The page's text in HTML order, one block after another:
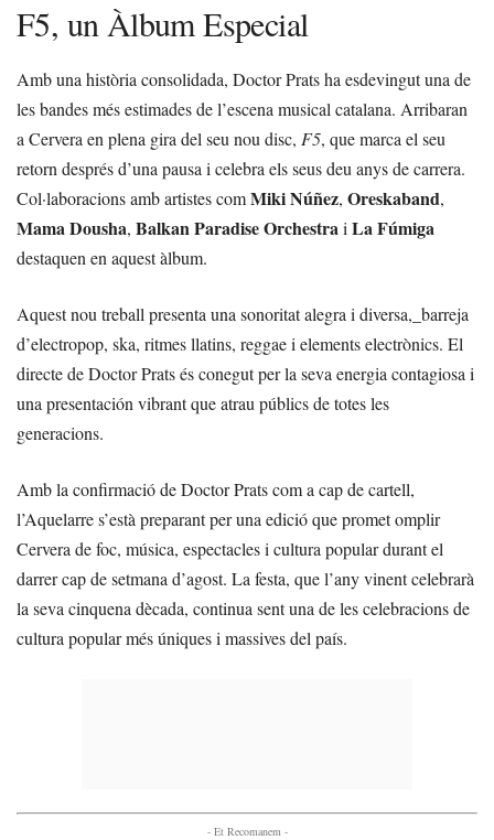
F5, un Àlbum Especial
Amb una història consolidada, Doctor Prats ha esdevingut una de
les bandes més estimades de l’escena musical catalana. Arribaran
a Cervera en plena gira del seu nou disc, F5, que marca el seu
retorn després d’una pausa i celebra els seus deu anys de carrera.
Col·laboracions amb artistes comMiki Núñez, Oreskaband,
Mama Dousha, Balkan Paradise Orchestrai La Fúmiga
destaquen en aquest àlbum.
Aquest nou treball presenta una sonoritat alegra i diversa,_barreja
d’electropop, ska, ritmes llatins, reggae i elements electrònics. El
directe de Doctor Prats és conegut per la seva energia contagiosa i
una presentación vibrant que atrau públics de totes les
generacions.
Amb la confirmació de Doctor Prats com a cap de cartell,
l’Aquelarre s’està preparant per una edició que promet omplir
Cervera de foc, música, espectacles i cultura popular durant el
darrer cap de setmana d’agost. La festa, que l’any vinent celebrarà
la seva cinquena dècada, continua sent una de les celebracions de
cultura popular més úniques i massives del país.
- Et Recomanem -